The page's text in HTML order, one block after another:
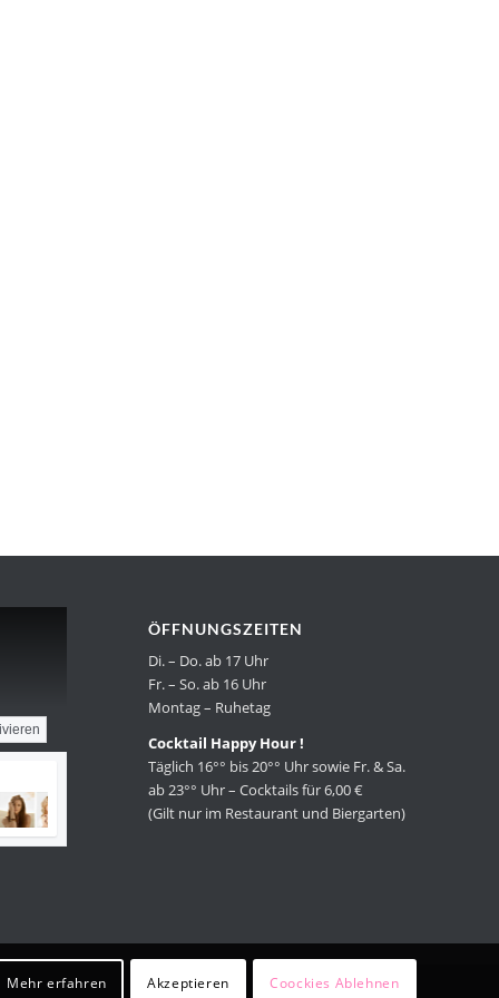
ÖFFNUNGSZEITEN
Di. – Do. ab 17 Uhr
Fr. – So. ab 16 Uhr
Montag – Ruhetag
Cocktail Happy Hour !
Täglich 16°° bis 20°° Uhr sowie Fr. & Sa.
ab 23°° Uhr – Cocktails für 6,00 €
(Gilt nur im Restaurant und Biergarten)
Mehr erfahren Akzeptieren Coockies Ablehnen